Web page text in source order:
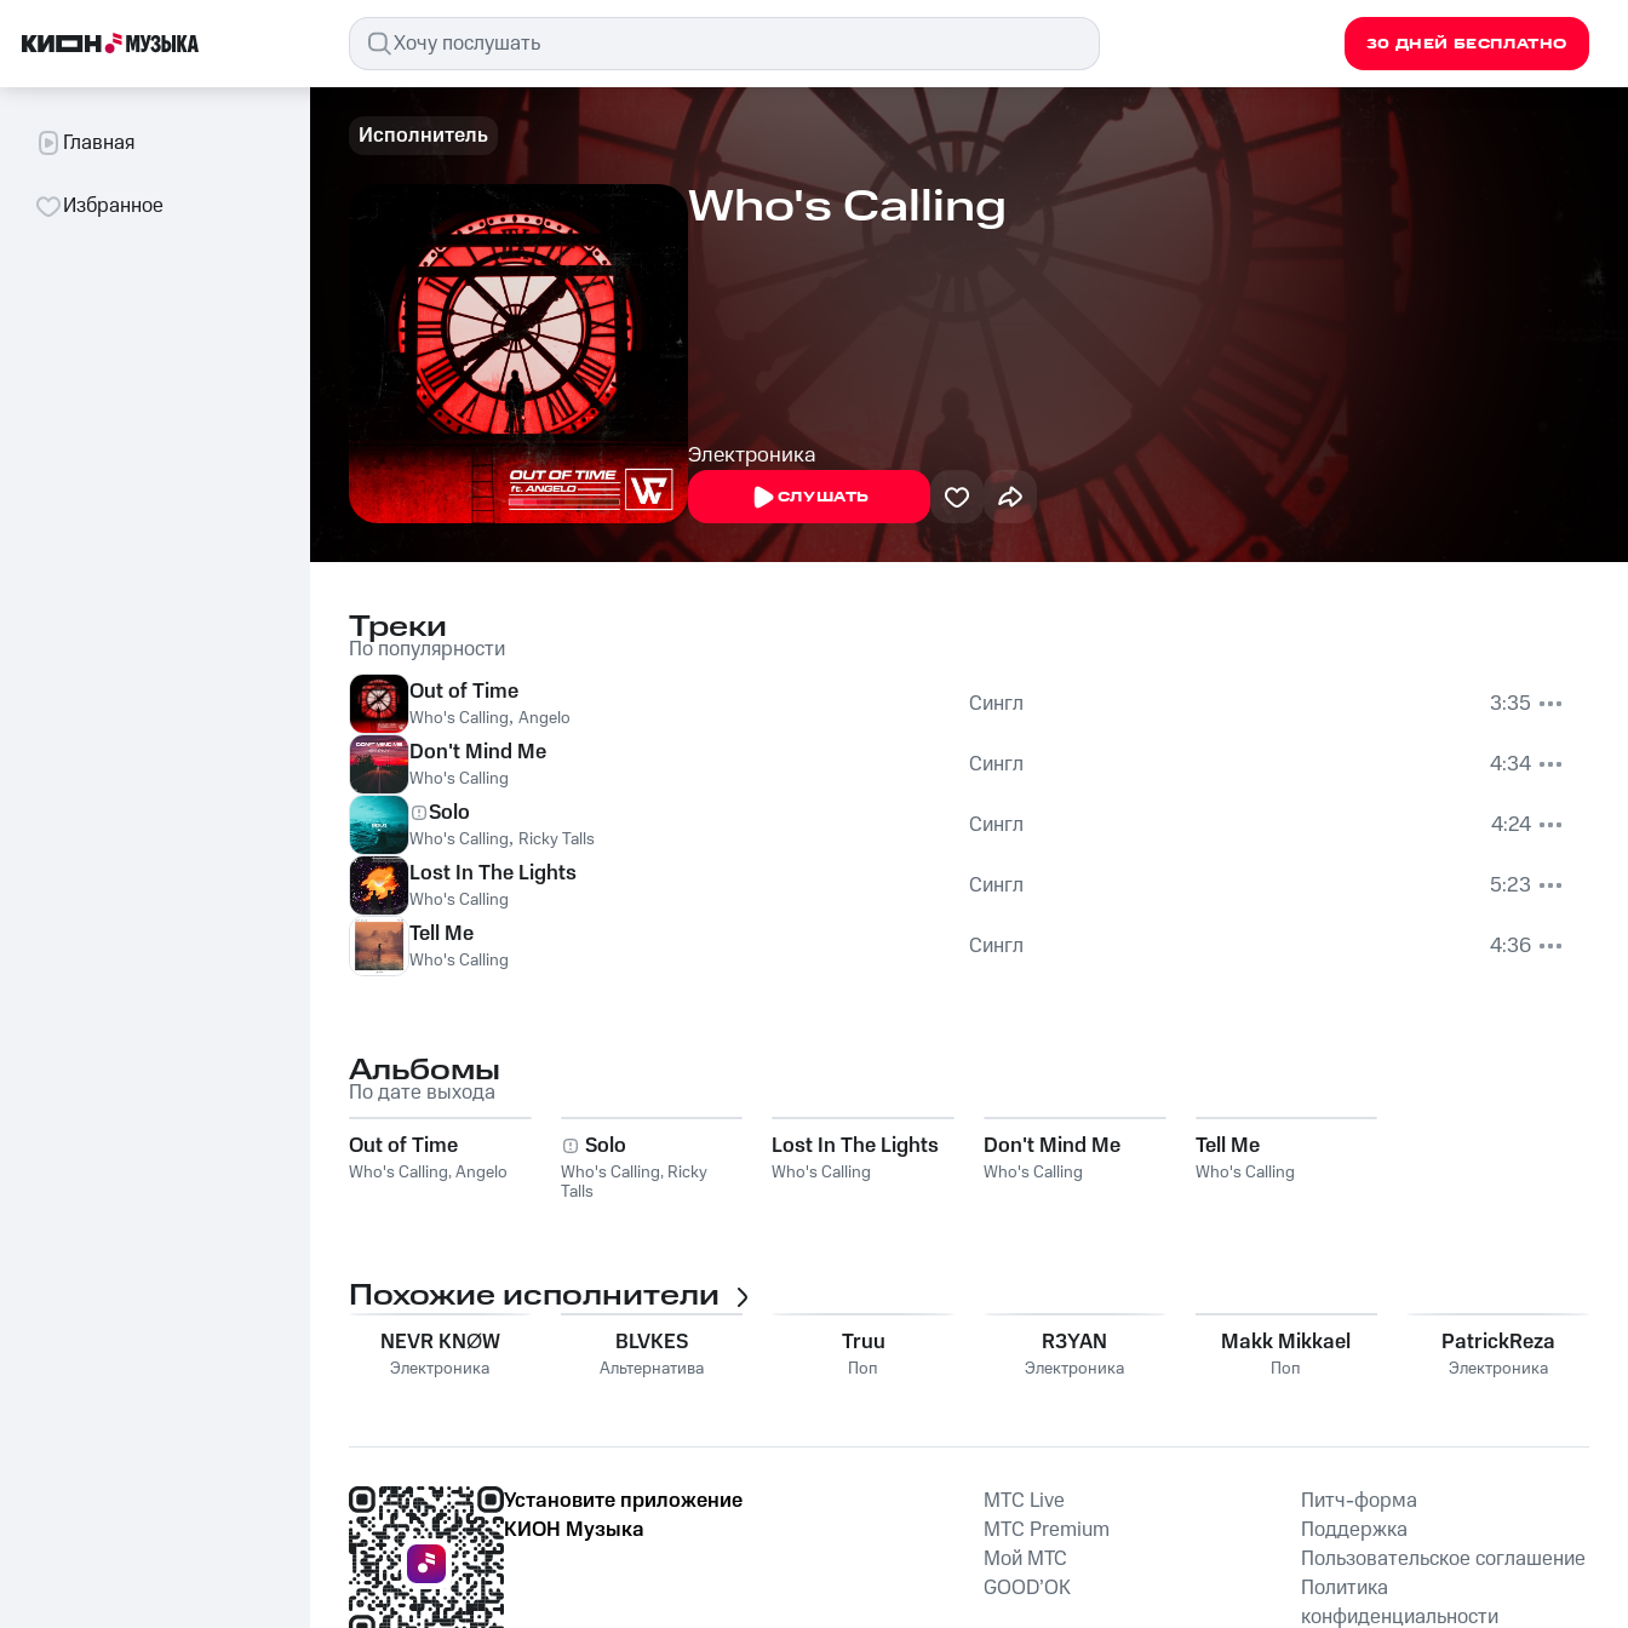
30 ДНЕЙ БЕСПЛАТНО
Главная
Избранное
Исполнитель
Who's Calling
Электроника
СЛУШАТЬ
Треки
По популярности
Out of Time
Who's Calling, Angelo Сингл
3:35
Don't Mind Me
Who's Calling Сингл
4:34
Solo
Who's Calling, Ricky Talls Сингл
4:24
Lost In The Lights
Who's Calling Сингл
5:23
Tell Me
Who's Calling Сингл 4:36
Альбомы
По дате выхода
Out of Time
Who's Calling,Angelo
Solo
Who's Calling, Ricky
Talls
Lost In The Lights
Who's Calling
Don't Mind Me
Who's Calling
Tell Me
Who's Calling
Похожие исполнители
NEVR KNØW
Электроника
BLVKES
Альтернатива
Truu
Поп
R3YAN
Электроника
Makk Mikkael
Поп
PatrickReza
Электроника
Установите приложение
КИОН Музыка
MTС Live
MTС Premium
Мой МТС
GOOD’OK
Питч-форма
Поддержка
Пользовательское соглашение
Политика
конфиденциальности